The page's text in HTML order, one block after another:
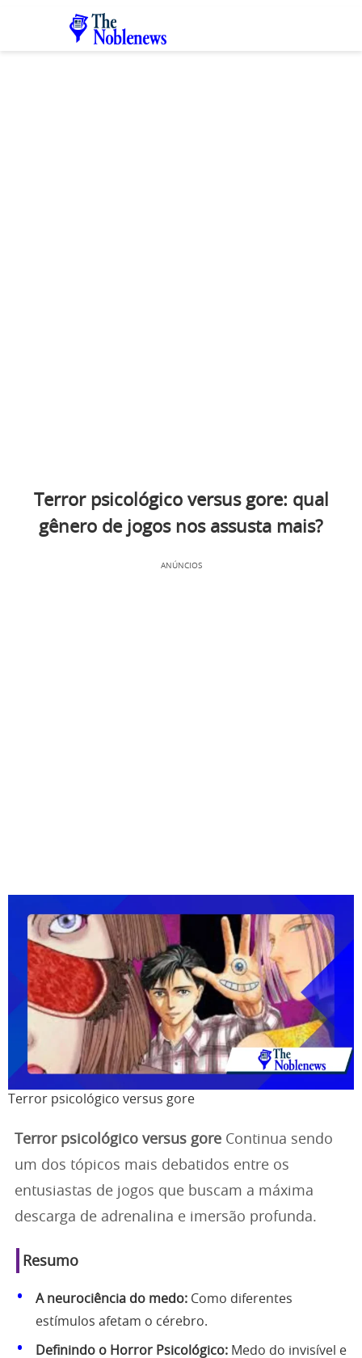
Terror psicológico versus gore: qual
gênero de jogos nos assusta mais?
ANÚNCIOS
Terror psicológico versus gore
Terror psicológico versus gore Continua sendo
um dos tópicos mais debatidos entre os
entusiastas de jogos que buscam a máxima
descarga de adrenalina e imersão profunda.
Resumo
A neurociência do medo: Como diferentes
estímulos afetam o cérebro.
Definindo o Horror Psicológico: Medo do invisível e